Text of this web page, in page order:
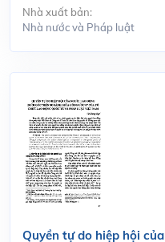
Nhà xuất bản:
Nhà nước và Pháp luật
Quyền tự do hiệp hội